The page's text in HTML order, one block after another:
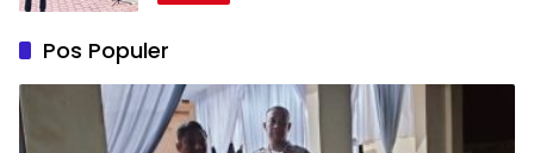
Pos Populer